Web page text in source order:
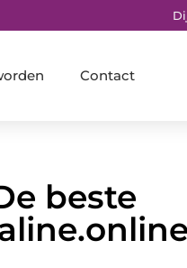
Contact
beste